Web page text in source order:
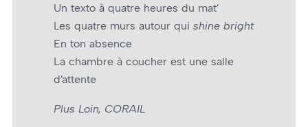
Un texto à quatre heures du mat’
Les quatre murs autour qui shine bright
En ton absence
La chambre à coucher est une salle
d’attente
Plus Loin, CORAIL